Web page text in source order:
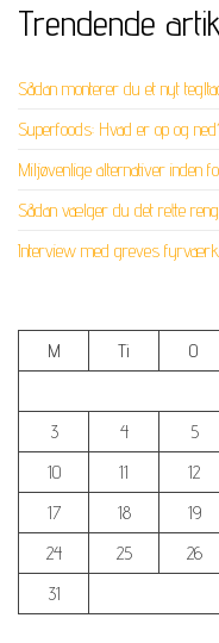
Trendende
Sådan monterer du et nyt
Superfoods: Hvad er op og
Miljøvenlige alternativer inden
Sådan vælger du det rette
Interview med greves
M
Ti O
3
4 5
10
11 12
17
18 19
24
25 26
31